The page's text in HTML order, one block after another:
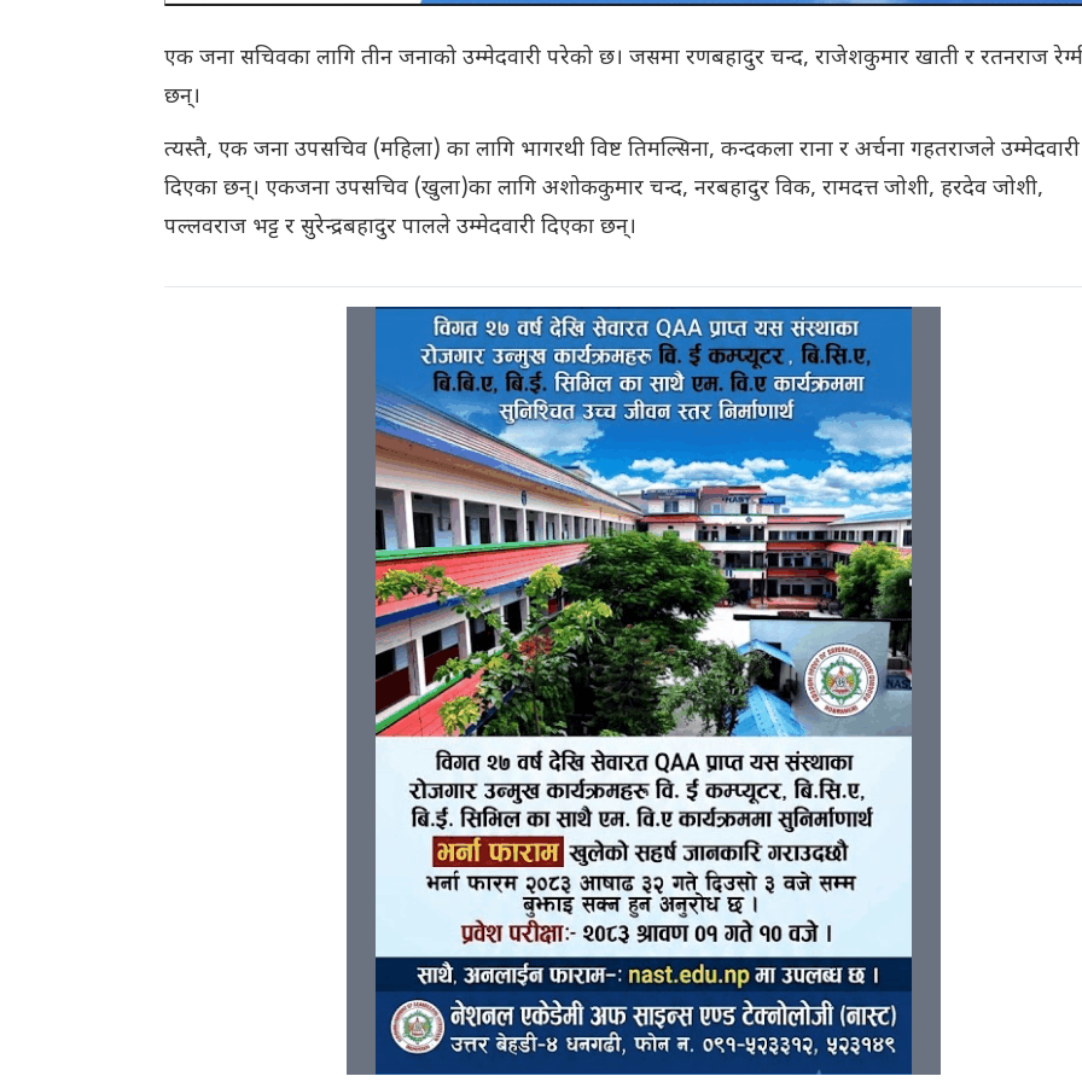
एक जना सचिवका लागि तीन जनाको उम्मेदवारी परेको छ। जसमा रणबहादुर चन्द, राजेशकुमार खाती र रतनराज
छन्।
त्यस्तै, एक जना उपसचिव (महिला) का लागि भागरथी विष्ट तिमल्सिना, कन्दकला राना र अर्चना गहतराजले उम्मेदवारी
दिएका छन्। एकजना उपसचिव (खुला)का लागि अशोककुमार चन्द, नरबहादुर विक, रामदत्त जोशी, हरदेव जोशी,
पल्लवराज भट्ट र सुरेन्द्रबहादुर पालले उम्मेदवारी दिएका छन्।